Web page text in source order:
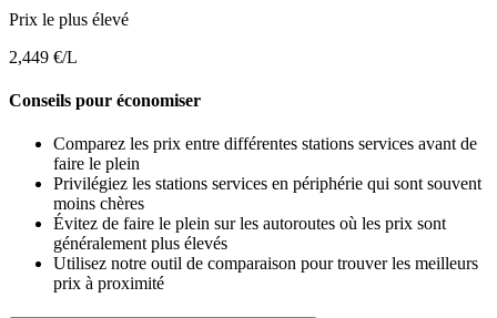
Prix le plus élevé
2,449 €/L
Conseils pour économiser
Comparez les prix entre différentes stations services avant de
faire le plein
Privilégiez les stations services en périphérie qui sont souvent
moins chères
Évitez de faire le plein sur les autoroutes où les prix sont
généralement plus élevés
Utilisez notre outil de comparaison pour trouver les meilleurs
prix à proximité